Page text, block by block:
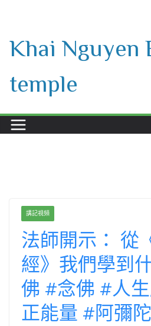
content
Khai Nguyen
temple
講記視頻
法師開示： 從
經》我們學到
佛 #念佛 #人
正能量 #阿彌